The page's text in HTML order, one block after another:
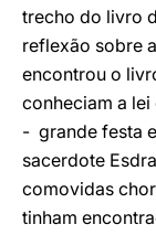
trecho do livro
reflexão sobre
encontrou o
conheciam a
- grande festa
sacerdote
comovidas
tinham